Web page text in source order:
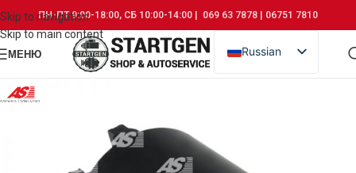
Skip to navigation
Skip to main content
ПН-ПТ 9:00-18:00, СБ 10:00-14:00 | 069 63 7878 | 06751 7810
МЕНЮ
Russian
Romanian